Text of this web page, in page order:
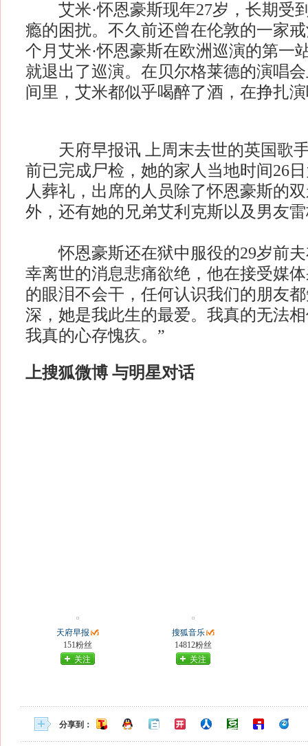
艾米·怀恩豪斯现年27岁，长期受
瘾的困扰。不久前还曾在伦敦的一家
个月艾米·怀恩豪斯在欧洲巡演的第一
就退出了巡演。在贝尔格莱德的演唱
间里，艾米都似乎喝醉了酒，在挣扎
天府早报讯 上周末去世的英国歌手
前已完成尸检，她的家人当地时间26
人葬礼，出席的人员除了怀恩豪斯的
外，还有她的兄弟艾利克斯以及男友
怀恩豪斯还在狱中服役的29岁前夫
幸离世的消息悲痛欲绝，他在接受媒
的眼泪不会干，任何认识我们的朋友
深，她是我此生的最爱。我真的无法
我真的心存愧疚。”
上搜狐微博 与明星对话
天府早报
151粉丝
关注
搜狐音乐
14812粉丝
关注
分享到：